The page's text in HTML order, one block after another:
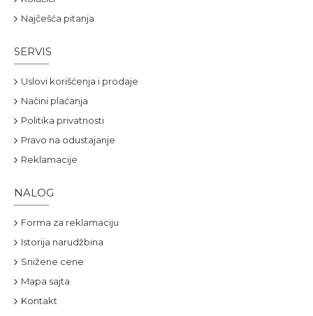
Najčešća pitanja
SERVIS
Uslovi korišćenja i prodaje
Načini plaćanja
Politika privatnosti
Pravo na odustajanje
Reklamacije
NALOG
Forma za reklamaciju
Istorija narudžbina
Snižene cene
Mapa sajta
Kontakt